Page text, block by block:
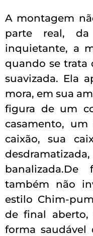
A montagem
parte real, da
inquietante, a
quando se trata
suavizada. Ela
mora, em sua
figura de um
casamento,
caixão, sua
também não
estilo Chim-
de final
forma saudável